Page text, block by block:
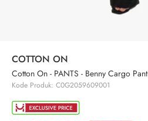
COTTON ON
Cotton On - PANTS - Benny Cargo Pant
Kode Produk: C0G2059609001